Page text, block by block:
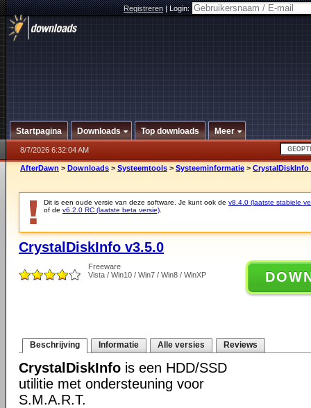
Registreren|Login:
Startpagina Downloads Top downloads Meer
8/7/2026 6:32:04 AM
AfterDawn > Downloads > Systeemtools > Systeeminformatie > CrystalDiskInfo
Dit is een oude versie van deze software. Je kunt ook de v8.4.0 (laatste stabiele
of de v6.2.0 RC (laatste beta versie)
CrystalDiskInfo v3.5.0
Freeware
Vista / Win10 / Win7 / Win8 / WinXP
Beschrijving Informatie Alle versies Reviews
CrystalDiskInfo is een HDD/SSD
utilitie met ondersteuning voor
S.M.A.R.T.